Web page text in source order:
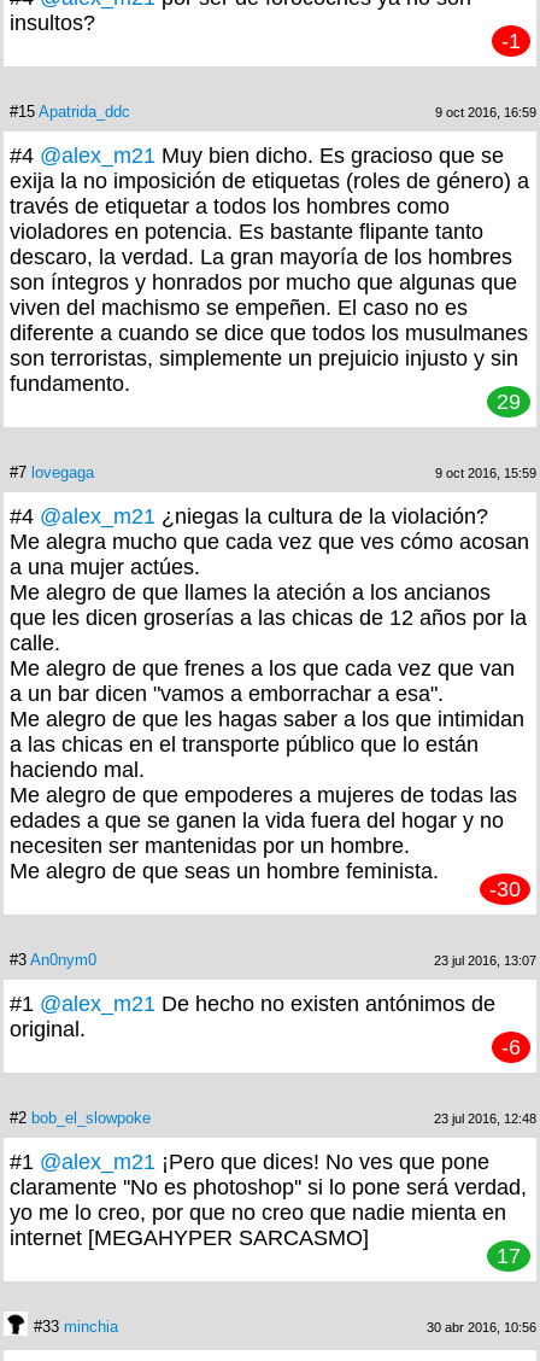
insultos?
-1
#15 Apatrida_ddc 9 oct 2016, 16:59
#4 @alex_m21 Muy bien dicho. Es gracioso que se
exija la no imposición de etiquetas (roles de género) a
través de etiquetar a todos los hombres como
violadores en potencia. Es bastante flipante tanto
descaro, la verdad. La gran mayoría de los hombres
son íntegros y honrados por mucho que algunas que
viven del machismo se empeñen. El caso no es
diferente a cuando se dice que todos los musulmanes
son terroristas, simplemente un prejuicio injusto y sin
fundamento.
29
#7 lovegaga 9 oct 2016, 15:59
#4 @alex_m21 ¿niegas la cultura de la violación?
Me alegra mucho que cada vez que ves cómo acosan
a una mujer actúes.
Me alegro de que llames la ateción a los ancianos
que les dicen groserías a las chicas de 12 años por la
calle.
Me alegro de que frenes a los que cada vez que van
a un bar dicen "vamos a emborrachar a esa".
Me alegro de que les hagas saber a los que intimidan
a las chicas en el transporte público que lo están
haciendo mal.
Me alegro de que empoderes a mujeres de todas las
edades a que se ganen la vida fuera del hogar y no
necesiten ser mantenidas por un hombre.
Me alegro de que seas un hombre feminista.
-30
#3 An0nym0 23 jul 2016, 13:07
#1 @alex_m21 De hecho no existen antónimos de
original.
-6
#2 bob_el_slowpoke 23 jul 2016, 12:48
#1 @alex_m21 ¡Pero que dices! No ves que pone
claramente ''No es photoshop'' si lo pone será verdad,
yo me lo creo, por que no creo que nadie mienta en
internet [MEGAHYPER SARCASMO]
17
#33 minchia 30 abr 2016, 10:56